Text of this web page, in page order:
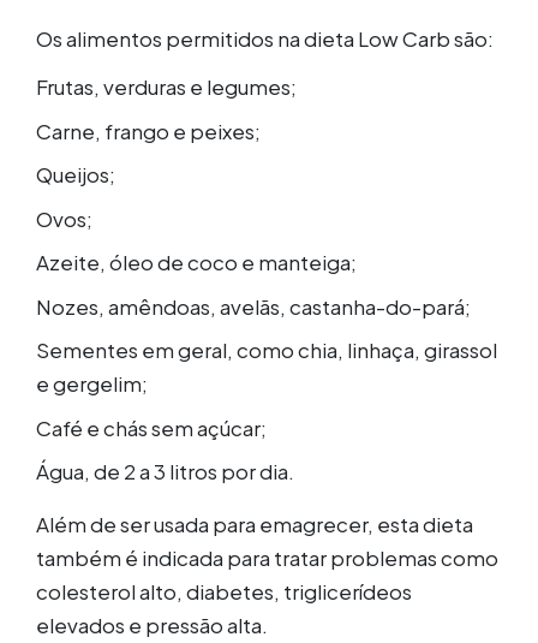
Os alimentos permitidos na dieta Low Carb são:
Frutas, verduras e legumes;
Carne, frango e peixes;
Queijos;
Ovos;
Azeite, óleo de coco e manteiga;
Nozes, amêndoas, avelãs, castanha-do-pará;
Sementes em geral, como chia, linhaça, girassol
e gergelim;
Café e chás sem açúcar;
Água, de 2 a 3 litros por dia.
Além de ser usada para emagrecer, esta dieta
também é indicada para tratar problemas como
colesterol alto, diabetes, triglicerídeos
elevados e pressão alta.